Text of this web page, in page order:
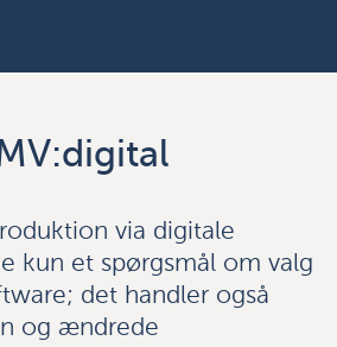
via digitale
kun et spørgsmål om valg
det handler også
og ændrede